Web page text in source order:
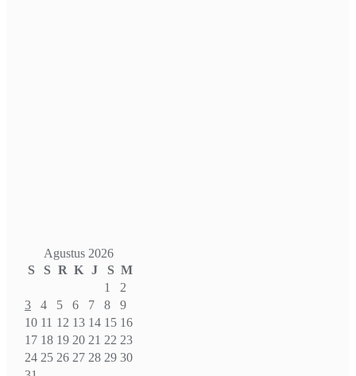
Agustus 2026
S
S R K J S M
1
2
3
4 5 6 7 8
9
10 11 12 13 14 15 16
17 18 19 20 21 22 23
24 25 26 27 28 29 30